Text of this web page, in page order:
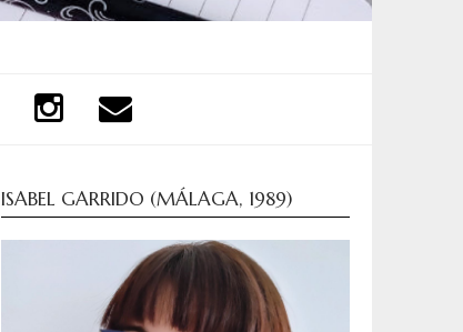
ISABEL GARRIDO (MÁLAGA, 1989)